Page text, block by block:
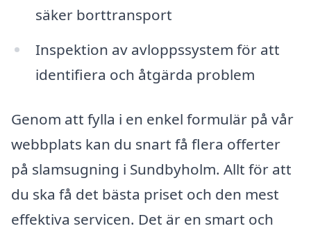
säker borttransport
Inspektion av avloppssystem för att
identifiera och åtgärda problem
Genom att fylla i en enkel formulär på vår
webbplats kan du snart få flera offerter
på slamsugning i Sundbyholm. Allt för att
du ska få det bästa priset och den mest
effektiva servicen. Det är en smart och